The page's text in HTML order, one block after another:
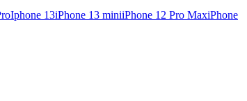
Iphone 13iPhone 13 miniiPhone 12 Pro MaxiPhone